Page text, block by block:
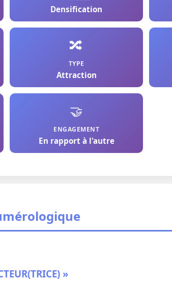
Densification
🔀
TYPE
Attraction
🤝
ENGAGEMENT
En rapport à l'autre
»